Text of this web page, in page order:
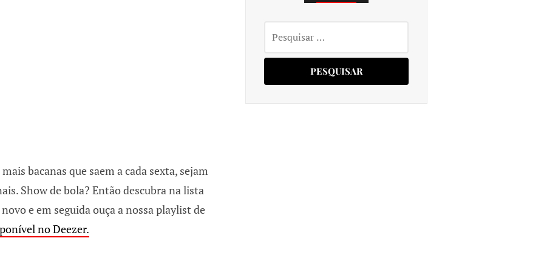
bacanas que saem a cada sexta, sejam
Show de bola? Então descubra na lista
e em seguida ouça a nossa playlist de
no Deezer.
por: